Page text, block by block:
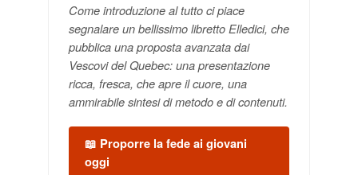
Come introduzione al tutto ci piace
segnalare un bellissimo libretto Elledici, che
pubblica una proposta avanzata dai
Vescovi del Quebec: una presentazione
ricca, fresca, che apre il cuore, una
ammirabile sintesi di metodo e di contenuti.
📖 Proporre la fede ai giovani
oggi